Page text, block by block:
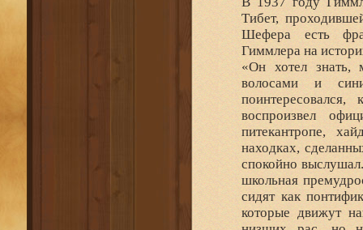
Тибет,
Шефера есть
Гиммлера на
«Он хотел знать,
волосами и
воспроизвел
питекантропе,
находках,
спокойно
школьная
сидят как
которые движут